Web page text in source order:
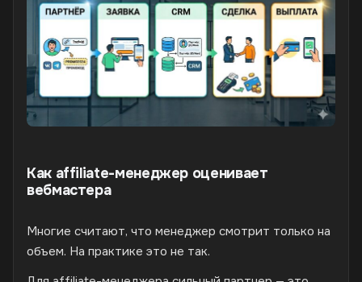
Как affiliate-менеджер оценивает
вебмастера
Многие считают, что менеджер смотрит только на
объем. На практике это не так.